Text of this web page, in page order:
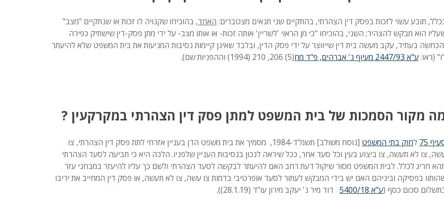
תובע עשוי לזכות בפסק דין הצהרתי, בהתקיים שני תנאים מצטברים: האחד, בהוכיחו שקנויה לו זכות או שנתקיים "מצב"
הוא מבקש להצהיר; השני, בהוכיחו "כי מן הראוי 'לשריין' אותה זכות- או אותו מצב- על ידי מתן פסק-דין שישתיק כפירה
בעתיד, עקב מעשה בית דין שייווצר על ידי פסק הדין, ובלבד שאינן קיימות נסיבות המניעות את בית המשפט שלא להיעתר
(ראו:ע"א 2447/93 מעיוף נ' אברהים, פ"ד מח (5) 206, 210 (1994) וההפניות שם).
מקור הסמכות של בית המשפט למתן פסק דין הצהרתי במקרקעין ?
75 לחוק בתי המשפט
[נוסח משולב] תשמ"ד-1984, מסמיך את בית משפט הדן בעניין אזרחי לתת פסק דין הצהרתי, צו
צו לא תעשה, צו ביצוע בעין וכל סעד אחר, ככל שיראה לנכון בנסיבות העניין שלפניו. הלכה היא כי תביעה לסעד הצהרתי
חריג לכלל. לבית המשפט מסור שיקול דעת רחב האם להיעתר לבקשה לסעד הצהרתי ולשם כך עליו להיעזר במבחני עזר
בפסיקה וביניהם האם יש בידי המבקש לעתור לסעד אופרטיבי בדמות צו עשה, צו לא תעשה, או פסק דין המחייב את יריבו
סכום כסף (ע"א 5400/18 דוד מיר נ' יעקב מירון עו"ד (28.1.19)).